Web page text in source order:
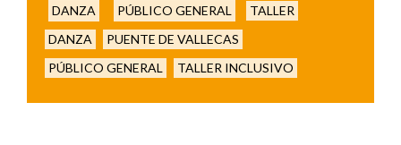
DANZA PÚBLICO GENERAL
TALLER
DANZA
PUENTE DE VALLECAS
PÚBLICO GENERAL
TALLER INCLUSIVO